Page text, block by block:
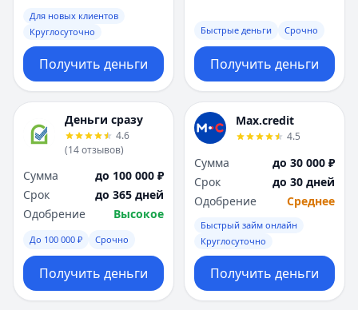
Сургут
Т
Тверь
Тольятти
Томск
Тула
Ульяновск
Уфа
Х
Хабаровск
Ч
Чебоксары
Челябинск
Сургут
Т
Тверь
Тольятти
Томск
Тула
Ульяновск
Уфа
Х
Хабаровск
Ч
Чебоксары
Челябинск
Для новых клиентов
Круглосуточно
Получить деньги
Быстрые деньги Срочно
Получить деньги
Деньги сразу
4.6
(14отзывов)
Сумма
до 100 000 ₽
Срок
до 365 дней
Одобрение
Высокое
До 100 000 ₽ Срочно
Получить деньги
Max.credit
4.5
Сумма
до 30 000 ₽
Срок
до 30 дней
Одобрение
Среднее
Быстрый займ онлайн
Круглосуточно
Получить деньги